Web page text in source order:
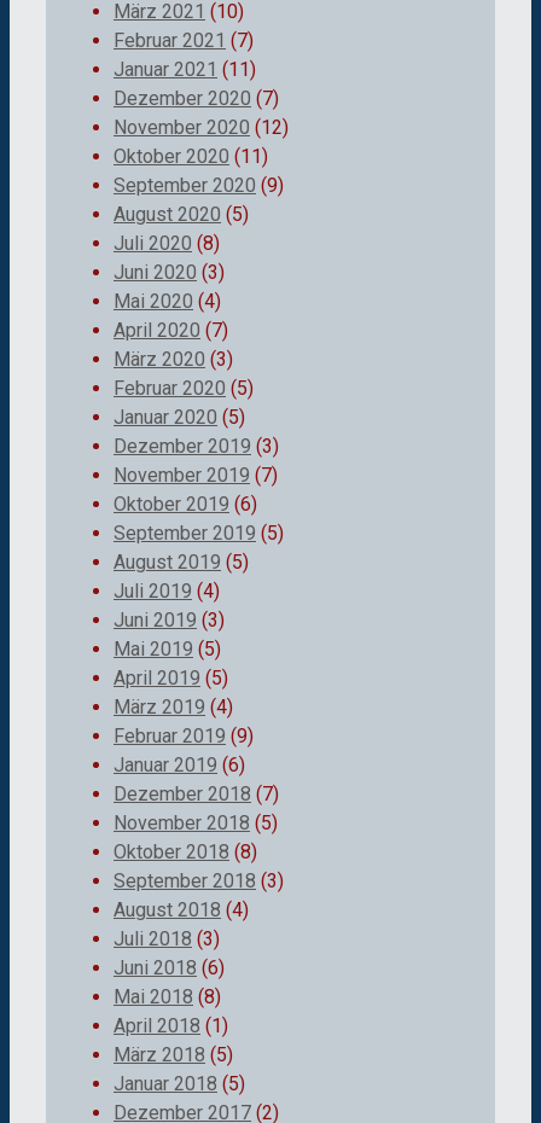
März 2021 (10)
Februar 2021 (7)
Januar 2021 (11)
Dezember 2020 (7)
November 2020 (12)
Oktober 2020 (11)
September 2020 (9)
August 2020 (5)
Juli 2020 (8)
Juni 2020 (3)
Mai 2020 (4)
April 2020 (7)
März 2020 (3)
Februar 2020 (5)
Januar 2020 (5)
Dezember 2019 (3)
November 2019 (7)
Oktober 2019 (6)
September 2019 (5)
August 2019 (5)
Juli 2019 (4)
Juni 2019 (3)
Mai 2019 (5)
April 2019 (5)
März 2019 (4)
Februar 2019 (9)
Januar 2019 (6)
Dezember 2018 (7)
November 2018 (5)
Oktober 2018 (8)
September 2018 (3)
August 2018 (4)
Juli 2018 (3)
Juni 2018 (6)
Mai 2018 (8)
April 2018 (1)
März 2018 (5)
Januar 2018 (5)
Dezember 2017 (2)